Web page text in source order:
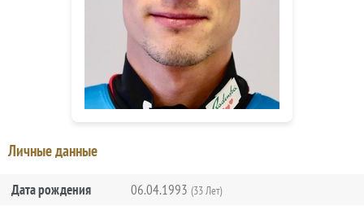
Личные данные
Дата рождения 06.04.1993 (33 Лет)